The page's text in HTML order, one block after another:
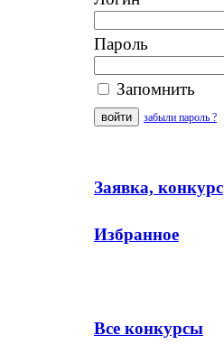
Пароль
Запомнить
забыли пароль ?
Заявка, конкурс
Избранное
Все конкурсы